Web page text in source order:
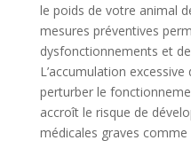
le poids de votre animal
mesures préventives
dysfonctionnements et
L’accumulation
perturber le
accroît le risque de
médicales graves comme